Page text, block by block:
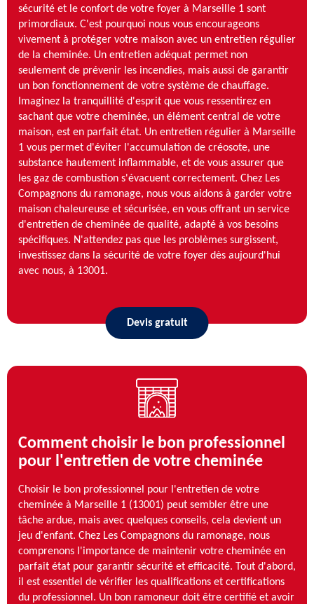
sécurité et le confort de votre foyer à Marseille 1 sont
primordiaux. C'est pourquoi nous vous encourageons
vivement à protéger votre maison avec un entretien régulier
de la cheminée. Un entretien adéquat permet non
seulement de prévenir les incendies, mais aussi de garantir
un bon fonctionnement de votre système de chauffage.
Imaginez la tranquillité d'esprit que vous ressentirez en
sachant que votre cheminée, un élément central de votre
maison, est en parfait état. Un entretien régulier à Marseille
1 vous permet d'éviter l'accumulation de créosote, une
substance hautement inflammable, et de vous assurer que
les gaz de combustion s'évacuent correctement. Chez Les
Compagnons du ramonage, nous vous aidons à garder votre
maison chaleureuse et sécurisée, en vous offrant un service
d'entretien de cheminée de qualité, adapté à vos besoins
spécifiques. N'attendez pas que les problèmes surgissent,
investissez dans la sécurité de votre foyer dès aujourd'hui
avec nous, à 13001.
Devis gratuit
Comment choisir le bon professionnel
pour l'entretien de votre cheminée
Choisir le bon professionnel pour l'entretien de votre
cheminée à Marseille 1 (13001) peut sembler être une
tâche ardue, mais avec quelques conseils, cela devient un
jeu d'enfant. Chez Les Compagnons du ramonage, nous
comprenons l'importance de maintenir votre cheminée en
parfait état pour garantir sécurité et efficacité. Tout d'abord,
il est essentiel de vérifier les qualifications et certifications
du professionnel. Un bon ramoneur doit être certifié et avoir